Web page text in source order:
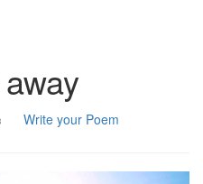
Write your Poem